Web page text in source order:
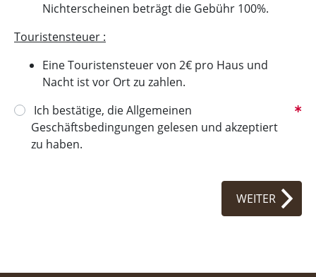
Nichterscheinen beträgt die Gebühr 100%.
Touristensteuer :
Eine Touristensteuer von 2€ pro Haus und
Nacht ist vor Ort zu zahlen.
Ich bestätige, die Allgemeinen
Geschäftsbedingungen gelesen und akzeptiert
zu haben.
WEITER